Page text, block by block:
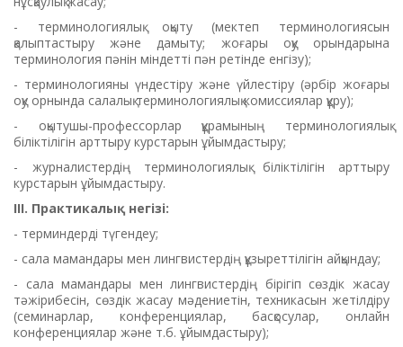
- терминологиялық оқыту (мектеп терминологиясын
қалыптастыру және дамыту; жоғары оқу орындарына
терминология пәнін міндетті пән ретінде енгізу);
- терминологияны үндестіру және үйлестіру (әрбір жоғары
оқу орнында салалық терминологиялық комиссиялар құру);
- оқытушы-профессорлар құрамының терминологиялық
біліктілігін арттыру курстарын ұйымдастыру;
- журналистердің терминологиялық біліктілігін арттыру
курстарын ұйымдастыру.
ІІІ. Практикалық негізі:
- терминдерді түгендеу;
- сала мамандары мен лингвистердің құзыреттілігін айқындау;
- сала мамандары мен лингвистердің бірігіп сөздік жасау
тәжірибесін, сөздік жасау мәдениетін, техникасын жетілдіру
(семинарлар, конференциялар, басқосулар, онлайн
конференциялар және т.б. ұйымдастыру);